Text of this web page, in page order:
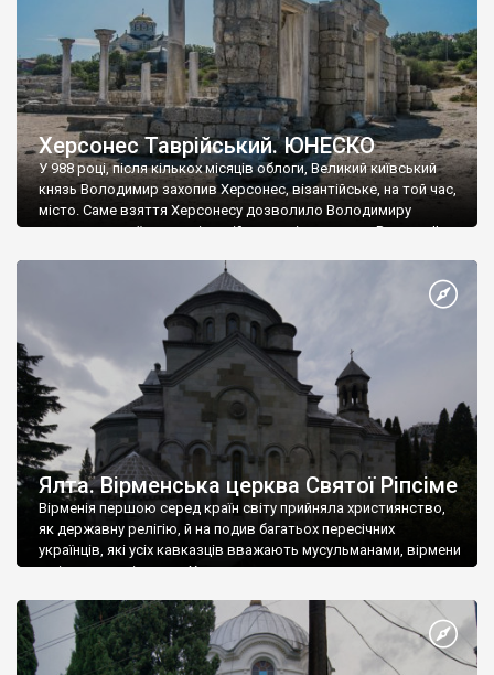
Херсонес Таврійський. ЮНЕСКО
У 988 році, після кількох місяців облоги, Великий київський
князь Володимир захопив Херсонес, візантійське, на той час,
місто. Саме взяття Херсонесу дозволило Володимиру
диктувати свої умови візантійському імператору Василю ІІ, та
Херсонесі Володимир-язичник, став Василем-християнином.
А потім було Хрещення Русі. На честь Херсонесу Таврійського
Ялта. Вірменська церква Святої Ріпсіме
Вірменія першою серед країн світу прийняла християнство,
як державну релігію, й на подив багатьох пересічних
українців, які усіх кавказців вважають мусульманами, вірмени
є відданими вірянами Христа